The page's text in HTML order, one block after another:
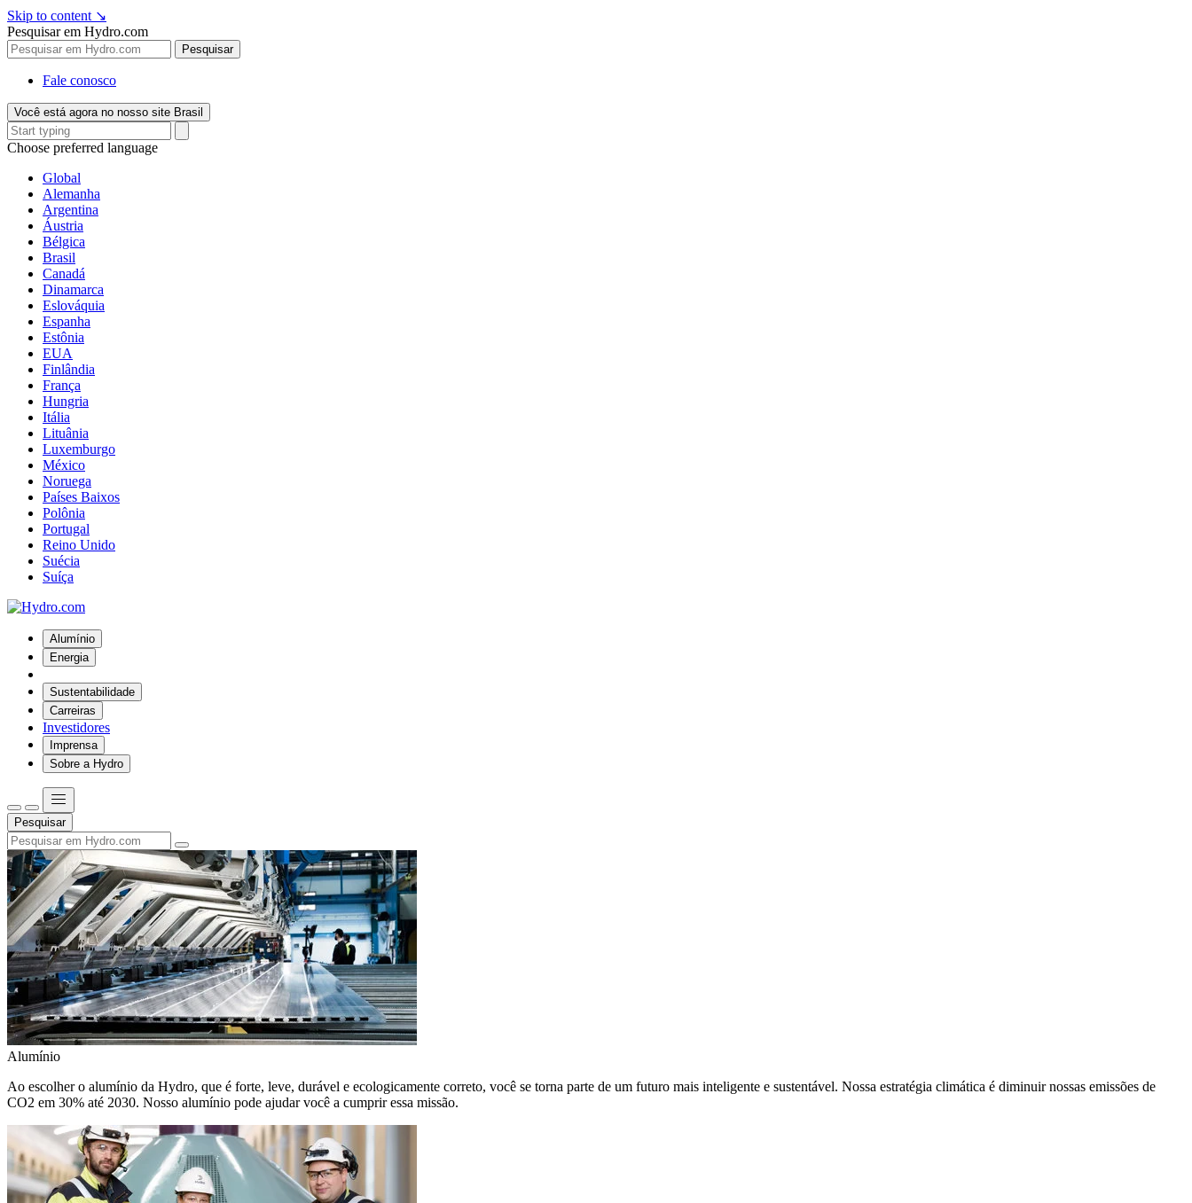
Skip to content ↘
Pesquisar em Hydro.com
Pesquisar
Fale conosco
Você está agora no nosso site Brasil
Choose preferred language
Global
Alemanha
Argentina
Áustria
Bélgica
Brasil
Canadá
Dinamarca
Eslováquia
Espanha
Estônia
EUA
Finlândia
França
Hungria
Itália
Lituânia
Luxemburgo
México
Noruega
Países Baixos
Polônia
Portugal
Reino Unido
Suécia
Suíça
Alumínio
Energia
Sustentabilidade
Carreiras
Investidores
Imprensa
Sobre a Hydro
Pesquisar
Alumínio
Ao escolher o alumínio da Hydro, que é forte, leve, durável e ecologicamente correto, você se torna parte de um futuro mais inteligente e sustentável. Nossa estratégia climática é diminuir nossas emissões de
CO2 em 30% até 2030. Nosso alumínio pode ajudar você a cumprir essa missão.